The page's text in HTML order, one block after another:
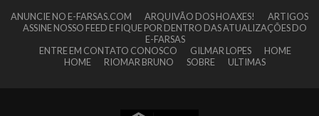
ANUNCIE NO E-FARSAS.COM ARQUIVÃO DOS HOAXES!
ARTIGOS
ASSINE NOSSO FEED E FIQUE POR DENTRO DAS ATUALIZAÇÕES DO
E-FARSAS
ENTRE EM CONTATO CONOSCO
GILMAR LOPES
HOME
HOME
RIOMAR BRUNO SOBRE ULTIMAS